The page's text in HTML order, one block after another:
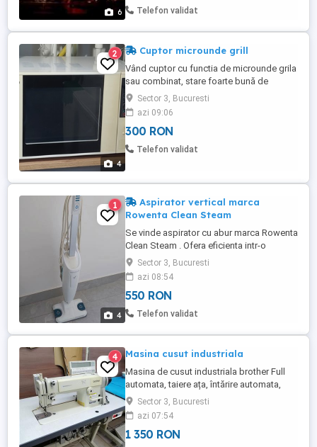
6
preparare cafea și Latte Art - pentru locații
Telefon validat
4
2 Cuptor microunde grill
Vând cuptor cu functia de microunde grila
sau combinat, stare foarte bună de
funcționare , fără defecțiuni, model
BIFINETT KH 1166, Germania, preț neg
300 lei
Sector 3, Bucuresti
azi 09:06
300 RON
Telefon validat
4
1
Aspirator vertical marca
Rowenta Clean Steam
Se vinde aspirator cu abur marca Rowenta
Clean Steam . Ofera eficienta intr-o
singura miscare si putere de aspirare de
top pentru sesiuni de curatat fara
compromisuri . Descopera o metoda mai
rapida si mai sanatoasa de a curata prin
intermediul acestui aparat . Acesta aspira
Sector 3, Bucuresti
azi 08:54
550 RON
Telefon validat
4 Masina cusut industriala
Masina de cusut industriala brother Full
automata, taiere ața, întărire automata,
ridicare picioruș etc
Sector 3, Bucuresti
azi 07:54
1 350 RON